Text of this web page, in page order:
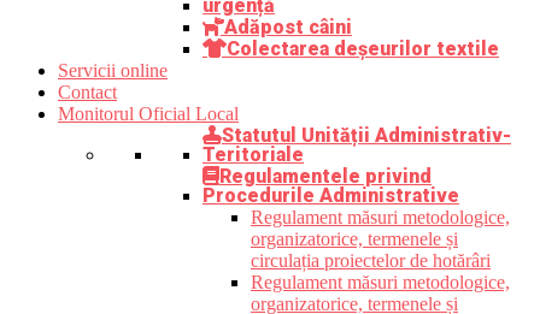
urgență
Adăpost câini
Colectarea deșeurilor textile
Servicii online
Contact
Monitorul Oficial Local
Statutul Unității Administrativ-
Teritoriale
Regulamentele privind
Procedurile Administrative
Regulament măsuri metodologice,
organizatorice, termenele și
circulația proiectelor de hotărâri
Regulament măsuri metodologice,
organizatorice, termenele și